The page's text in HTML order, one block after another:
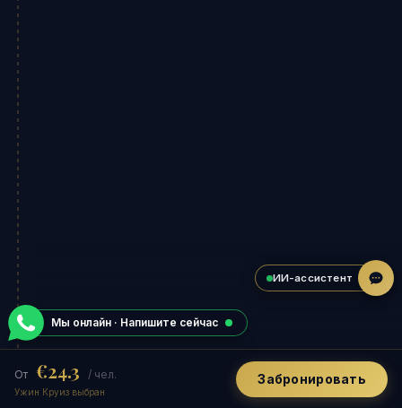
От €24.3 / чел.
Ужин Круиз выбран
Забронировать
Мы онлайн · Напишите сейчас
ИИ-ассистент